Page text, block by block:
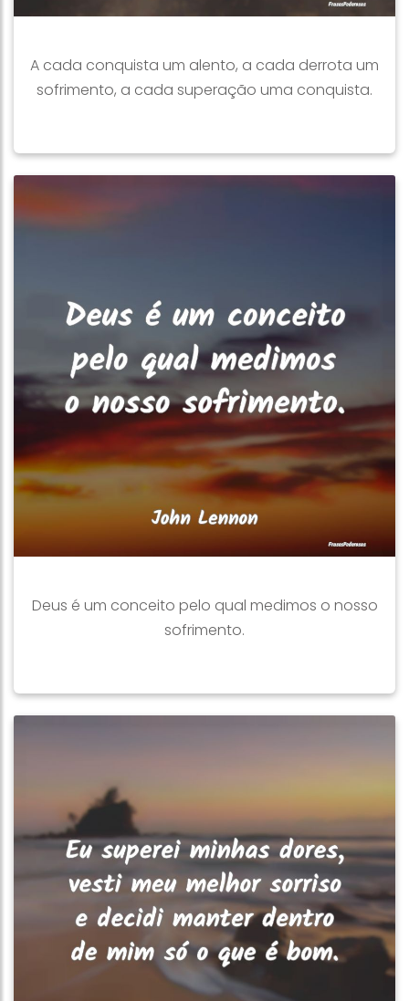
A cada conquista um alento, a cada derrota um
sofrimento, a cada superação uma conquista.
Deus é um conceito pelo qual medimos o nosso
sofrimento.